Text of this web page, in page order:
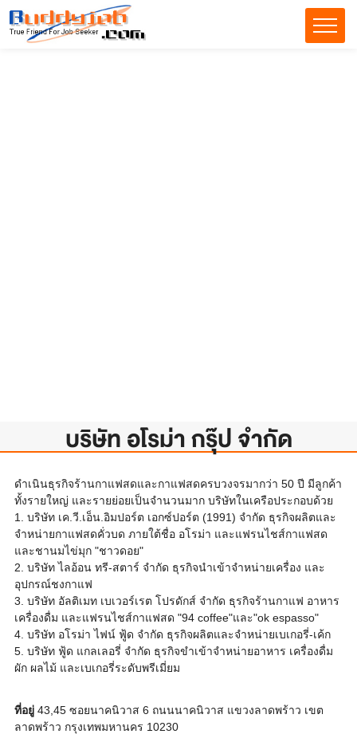
บริษัท อโรม่า กรุ๊ป จํากัด
ดำเนินธุรกิจร้านกาแฟสดและกาแฟสดครบวงจรมากว่า 50 ปี มีลูกค้า
ทั้งรายใหญ่ และรายย่อยเป็นจำนวนมาก บริษัทในเครือประกอบด้วย
1. บริษัท เค.วี.เอ็น.อิมปอร์ต เอกซ์ปอร์ต (1991) จำกัด ธุรกิจผลิตและ
จำหน่ายกาแฟสดคั่วบด ภายใต้ชื่อ อโรม่า และแฟรนไชส์กาแฟสด
และชานมไข่มุก "ชาวดอย"
2. บริษัท ไลอ้อน ทรี-สตาร์ จำกัด ธุรกิจนำเข้าจำหน่ายเครื่อง และ
อุปกรณ์ชงกาแฟ
3. บริษัท อัลติเมท เบเวอร์เรต โปรดักส์ จำกัด ธุรกิจร้านกาแฟ อาหาร
เครื่องดื่ม และแฟรนไชส์กาแฟสด "94 coffee"และ"ok espasso"
4. บริษัท อโรม่า ไฟน์ ฟู้ด จำกัด ธุรกิจผลิตและจำหน่ายเบเกอรี่-เค้ก
5. บริษัท ฟู้ด แกลเลอรี่ จำกัด ธุรกิจขำเข้าจำหน่ายอาหาร เครื่องดื่ม
ผัก ผลไม้ และเบเกอรี่ระดับพรีเมี่ยม
ที่อยู่43,45 ซอยนาคนิวาส 6 ถนนนาคนิวาส แขวงลาดพร้าว เขต
ลาดพร้าว กรุงเทพมหานคร 10230